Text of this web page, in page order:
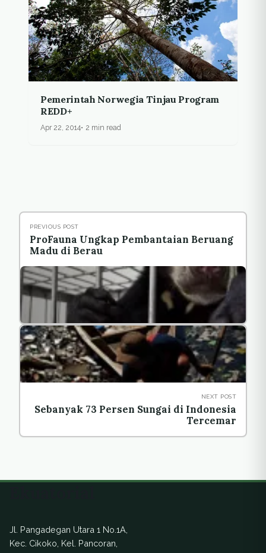
Pemerintah Norwegia Tinjau Program
REDD+
Apr 22, 2014 2 min read
PREVIOUS POST
ProFauna Ungkap Pembantaian Beruang
Madu di Berau
NEXT POST
Sebanyak 73 Persen Sungai di Indonesia
Tercemar
Jl. Pangadegan Utara 1 No.1A,
Kec. Cikoko, Kel. Pancoran,